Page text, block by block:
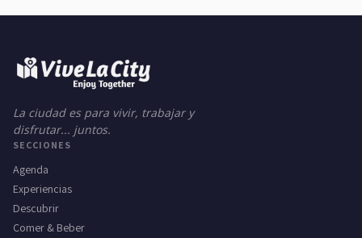
La ciudad es para vivir, trabajar y
disfrutar... juntos.
SECCIONES
Agenda
Experiencias
Descubrir
Comer & Beber